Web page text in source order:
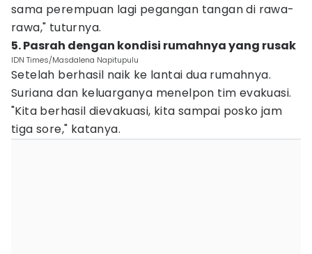
sama perempuan lagi pegangan tangan di rawa-
rawa," tuturnya.
5. Pasrah dengan kondisi rumahnya yang rusak
IDN Times/Masdalena Napitupulu
Setelah berhasil naik ke lantai dua rumahnya.
Suriana dan keluarganya menelpon tim evakuasi.
"Kita berhasil dievakuasi, kita sampai posko jam
tiga sore," katanya.